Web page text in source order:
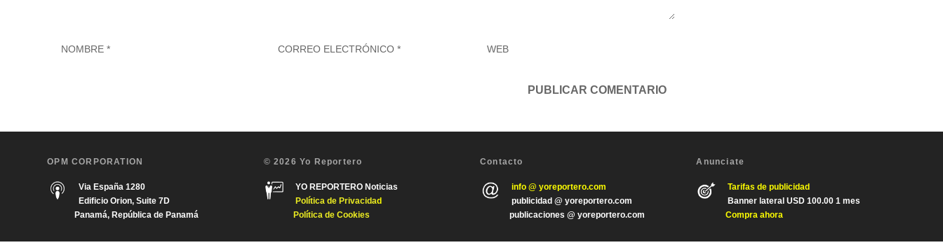
OPM CORPORATION
Via España 1280
Edificio Orion, Suite 7D
Panamá, República de Panamá
© 2026 Yo Reportero
YO REPORTERO Noticias
Política de Privacidad
Política de Cookies
Contacto
info @ yoreportero.com
publicidad @ yoreportero.com
publicaciones @ yoreportero.com
Anunciate
Tarifas de publicidad
Banner lateral USD 100.00 1 mes
Compra ahora